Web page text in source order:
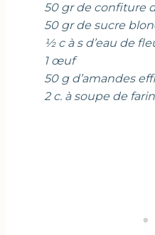
50 gr de confiture
50 gr de sucre
½ c à s d’eau de
1 œuf
50 g d’amandes
2 c. à soupe de